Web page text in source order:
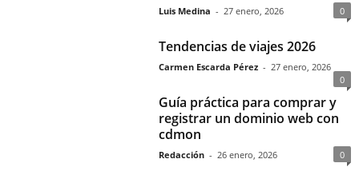
Luis Medina - 27 enero, 2026 0
Tendencias de viajes 2026
Carmen Escarda Pérez - 27 enero, 2026
0
Guía práctica para comprar y
registrar un dominio web con
cdmon
Redacción - 26 enero, 2026 0